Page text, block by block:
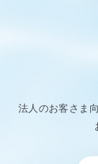
法人のお客さま